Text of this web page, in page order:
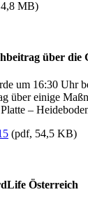
MB)
über
um 16:30 Uhr
über einige
–
(pdf, 54,5 KB)
Österreich